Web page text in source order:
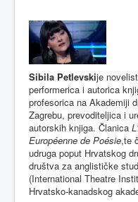
Sibila Petlevskije
performerica i autorica
profesorica na Akademiji
Zagrebu, prevoditeljica i
autorskih knjiga. Članica
Européenne de Poésie,te
udruga poput Hrvatskog
društva za anglističke
(International Theatre
Hrvatsko-kanadskog